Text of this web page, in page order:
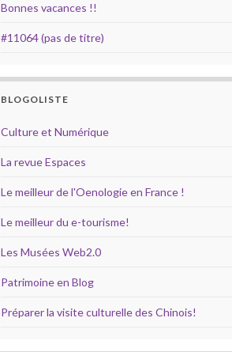
Bonnes vacances !!
#11064 (pas de titre)
BLOGOLISTE
Culture et Numérique
La revue Espaces
Le meilleur de l'Oenologie en France !
Le meilleur du e-tourisme!
Les Musées Web2.0
Patrimoine en Blog
Préparer la visite culturelle des Chinois!